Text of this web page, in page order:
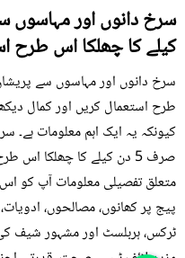
کیلے کا چھلکا اس طرح
طرح استعمال کریں اور کمال
کیونکہ یہ ایک اہم معلومات ہے۔
صرف 5 دن کیلے کا چھلکا
متعلق تفصیلی معلومات آپ کو
پیج پر کھانوں، مصالحوں،
ٹرکس، ہربلسٹ اور مشہور شیف